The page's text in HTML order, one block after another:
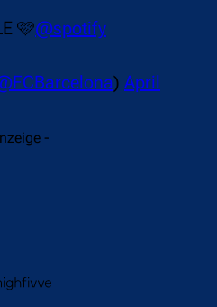
🩷@spotify
) April
-